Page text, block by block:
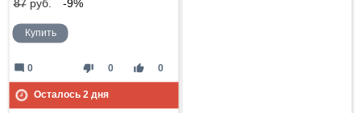
87руб. -9%
Купить
thumb_down 0 thumb_up 0
mode_comment 0
Осталось 2дня